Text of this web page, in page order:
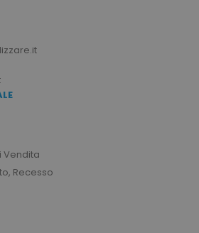
Vendita
Recesso
del sito web come
può essere utilizzato
senza i cookie strettamente
sessid